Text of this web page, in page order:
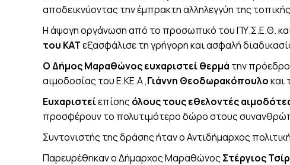
αποδεικνύοντας την έμπρακτη αλληλεγγύη της
Η άψογη οργάνωση από το προσωπικό του ΠΥ.Σ.Ε.Θ.
του ΚΑΤεξασφάλισε τη γρήγορη και ασφαλή
Ο Δήμος Μαραθώνος ευχαριστεί θερμά την
αιμοδοσίας του Ε.ΚΕ.Α ,Γιάννη Θεοδωρακόπουλοκαι
Ευχαριστείεπίσης όλους τους εθελοντές
προσφέρουν το πολυτιμότερο δώρο στους
Συντονιστής της δράσης ήταν ο Αντιδήμαρχος
Παρευρέθηκαν ο Δήμαρχος Μαραθώνος Στέργιος